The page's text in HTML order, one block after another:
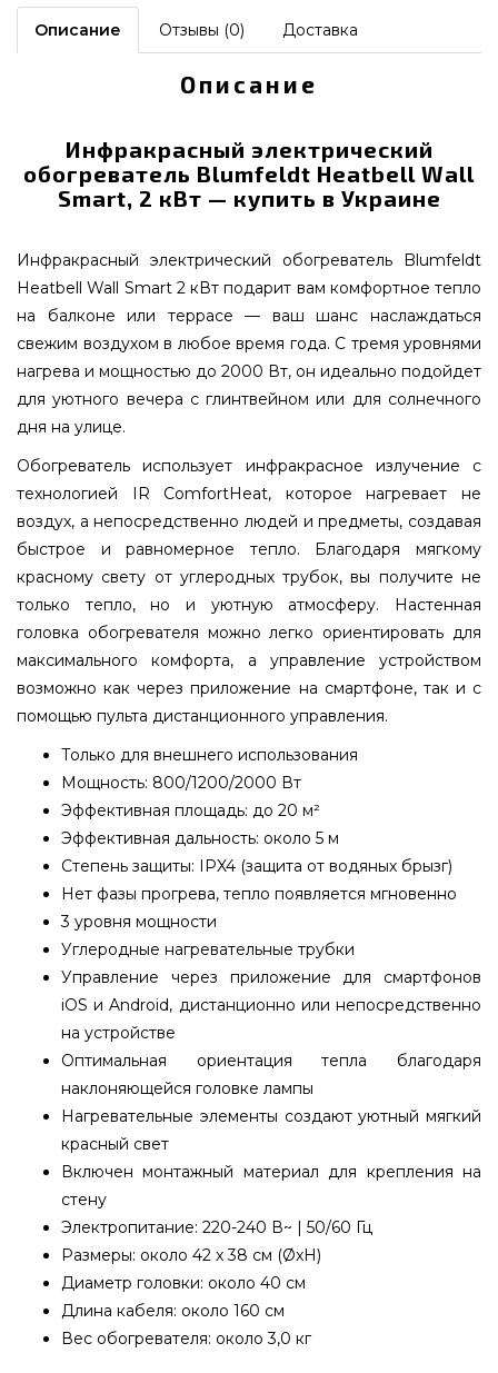
Описание Отзывы (0) Доставка
Описание
Инфракрасный электрический
обогреватель Blumfeldt Heatbell Wall
Smart, 2 кВт — купить в Украине
Инфракрасный электрический обогреватель Blumfeldt
Heatbell Wall Smart 2 кВт подарит вам комфортное тепло
на балконе или террасе — ваш шанс наслаждаться
свежим воздухом в любое время года. С тремя уровнями
нагрева и мощностью до 2000 Вт, он идеально подойдет
для уютного вечера с глинтвейном или для солнечного
дня на улице.
Обогреватель использует инфракрасное излучение с
технологией IR ComfortHeat, которое нагревает не
воздух, а непосредственно людей и предметы, создавая
быстрое и равномерное тепло. Благодаря мягкому
красному свету от углеродных трубок, вы получите не
только тепло, но и уютную атмосферу. Настенная
головка обогревателя можно легко ориентировать для
максимального комфорта, а управление устройством
возможно как через приложение на смартфоне, так и с
помощью пульта дистанционного управления.
Только для внешнего использования
Мощность: 800/1200/2000 Вт
Эффективная площадь: до 20 м²
Эффективная дальность: около 5 м
Степень защиты: IPX4 (защита от водяных брызг)
Нет фазы прогрева, тепло появляется мгновенно
3 уровня мощности
Углеродные нагревательные трубки
Управление через приложение для смартфонов
iOS и Android, дистанционно или непосредственно
на устройстве
Оптимальная ориентация тепла благодаря
наклоняющейся головке лампы
Нагревательные элементы создают уютный мягкий
красный свет
Включен монтажный материал для крепления на
стену
Электропитание: 220-240 В~ | 50/60 Гц
Размеры: около 42 x 38 см (ØxH)
Диаметр головки: около 40 см
Длина кабеля: около 160 см
Вес обогревателя: около 3,0 кг